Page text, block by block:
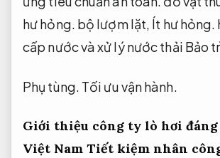
hư hỏng. bộ lượm lặt, Ít hư hỏng.
cấp nước và xử lý nước thải Bảo
Phụ tùng. Tối ưu vận hành.
Giới thiệu công ty lò hơi
Việt Nam Tiết kiệm nhân